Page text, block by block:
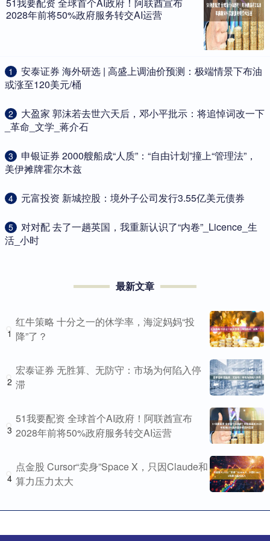
2028年前将50%政府服务转交AI运营
1
​安泰证券 海外研选 | 高盛上调油价预测：极端情景下布油
或涨至120美元/桶
2
​大盈家 郭沫若去世六天后，邓小平批示：将追悼词改一下
_革命_文学_蒋介石
3
​申银证券 2000艘船成“人质”：“自由计划”撞上“管理法”，
美伊摊牌霍尔木兹
4 ​元富投资 新城控股：境外子公司发行3.55亿美元债券
5
​对对配 去了一趟英国，我重新认识了“内卷”_Licence_生
活_小时
最新文章
1
红牛策略 十分之一的休学率，海淀妈妈“投
降”了？
2
宏泰证券 无胜算、无防守：市场为何陷入停
滞
3
51我要配资 全球首个AI政府！阿联酋宣布
2028年前将50%政府服务转交AI运营
4
点金股 Cursor“卖身”Space X，只因Claude和
算力压力太大